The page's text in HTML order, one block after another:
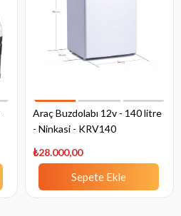
Araç Buzdolabı 12v - 140 litre
- Ninkasi - KRV140
₺28.000,00
Sepete Ekle